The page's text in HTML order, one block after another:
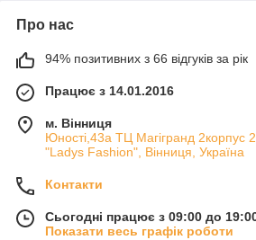
Про нас
94% позитивних з 66 відгуків за рік
Працює з 14.01.2016
м. Вінниця
Юності,43а ТЦ Магігранд 2корпус
"Ladys Fashion", Вінниця, Україна
Контакти
Сьогодні працює з 09:00 до
Показати весь графік роботи